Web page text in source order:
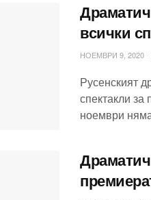
всички
НОЕМВРИ 9, 2020
Русенският
спектакли
ноември